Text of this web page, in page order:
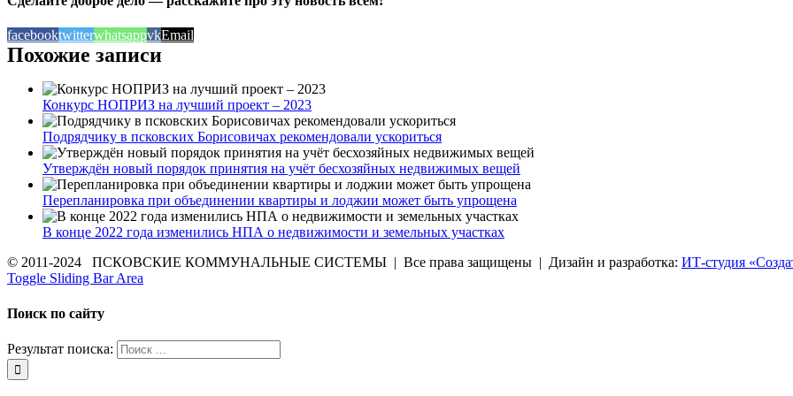
facebooktwitterwhatsappvkEmail
Похожие записи
Конкурс НОПРИЗ на лучший проект – 2023
Подрядчику в псковских Борисовичах рекомендовали ускориться
Утверждён новый порядок принятия на учёт бесхозяйных недвижимых вещей
Перепланировка при объединении квартиры и лоджии может быть упрощена
В конце 2022 года изменились НПА о недвижимости и земельных участках
© 2011-2024 ПСКОВСКИЕ КОММУНАЛЬНЫЕ СИСТЕМЫ | Все права защищены | Дизайн и разработка: ИТ-студия
Toggle Sliding Bar Area
Поиск по сайту
Результат поиска: